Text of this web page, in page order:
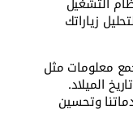
زياراتك
معلومات مثل
الميلاد.
وتحسين